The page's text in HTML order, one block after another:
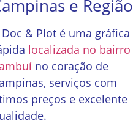
e Região
Doc & Plot é uma gráfica
localizada no bairro
no coração de
serviços com
preços e excelente